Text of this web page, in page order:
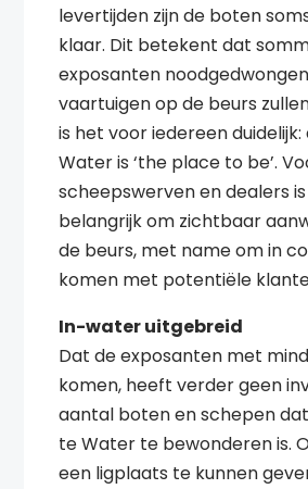
levertijden zijn de boten
klaar. Dit betekent dat
exposanten
vaartuigen op de beurs
is het voor iedereen duidelijk:
Water is ‘the place to be’.
scheepswerven en dealers
belangrijk om zichtbaar
de beurs, met name om in
komen met potentiële
In-water uitgebreid
Dat de exposanten met
komen, heeft verder geen
aantal boten en schepen
te Water te bewonderen is.
een ligplaats te kunnen